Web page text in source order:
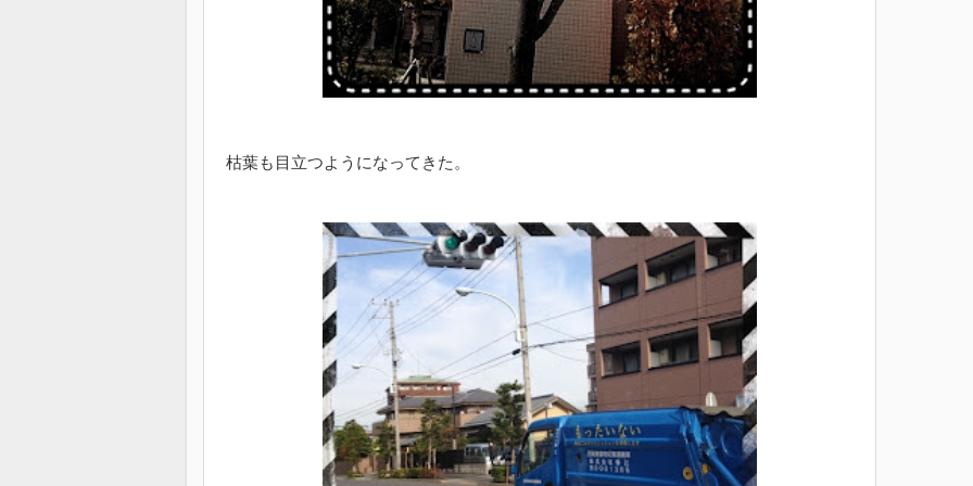
枯葉も目立つようになってきた。